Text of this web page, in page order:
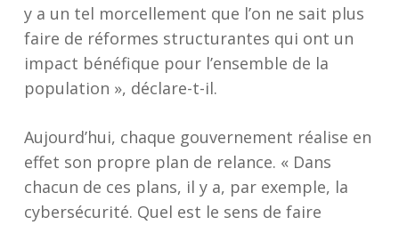
y a un tel morcellement que l’on ne sait plus
faire de réformes structurantes qui ont un
impact bénéfique pour l’ensemble de la
population », déclare-t-il.
Aujourd’hui, chaque gouvernement réalise en
effet son propre plan de relance. « Dans
chacun de ces plans, il y a, par exemple, la
cybersécurité. Quel est le sens de faire